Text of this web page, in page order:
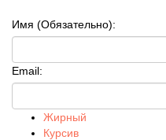
Имя (Обязательно):
Email:
Жирный
Курсив